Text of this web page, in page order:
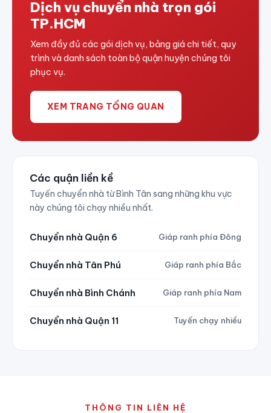
Dịch vụ chuyển nhà trọn gói
TP.HCM
Xem đầy đủ các gói dịch vụ, bảng giá chi tiết, quy
trình và danh sách toàn bộ quận huyện chúng tôi
phục vụ.
XEM TRANG TỔNG QUAN
Các quận liền kề
Tuyến chuyển nhà từ Bình Tân sang những khu vực
này chúng tôi chạy nhiều nhất.
Chuyển nhà Quận 6 Giáp ranh phía Đông
Chuyển nhà Tân Phú Giáp ranh phía Bắc
Chuyển nhà Bình Chánh Giáp ranh phía Nam
Chuyển nhà Quận 11 Tuyến chạy nhiều
THÔNG TIN LIÊN HỆ